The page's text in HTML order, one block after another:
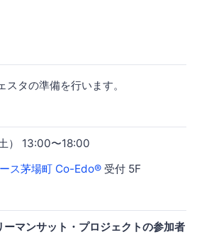
タの準備を行います。
） 13:00〜18:00
ス茅場町 Co-Edo® 受付 5F
ーマンサット・プロジェクトの参加者